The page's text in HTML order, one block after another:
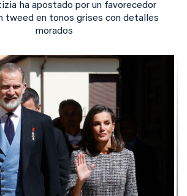
ha apostado por un favorecedor
tweed en tonos grises con detalles
morados